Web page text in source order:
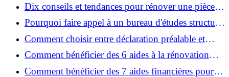
Dix conseils et tendances pour rénover une pièce
de la maison
Pourquoi faire appel à un bureau d'études structure
pour garantir la sécurité de vos rénovations ?
Comment choisir entre déclaration préalable et
permis de construire pour vos travaux ?
Comment bénéficier des 6 aides à la rénovation
énergétique à Grenoble ?
Comment bénéficier des 7 aides financières pour la